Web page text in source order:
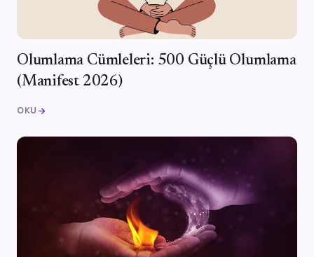
Olumlama Cümleleri: 500 Güçlü Olumlama
(Manifest 2026)
OKU arrow_forward